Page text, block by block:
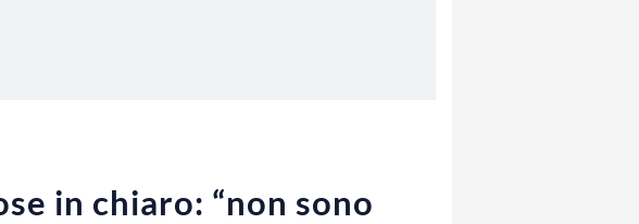
in chiaro: “non sono